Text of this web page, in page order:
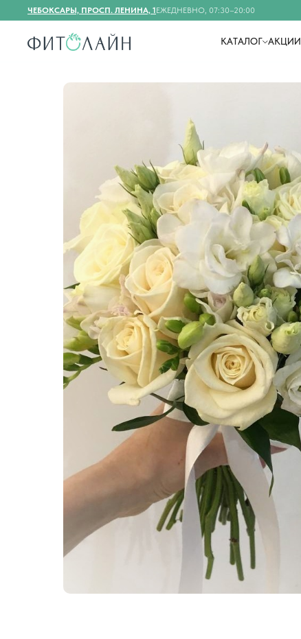
ЧЕБОКСАРЫ, ПРОСП. ЛЕНИНА, 1ЕЖЕДНЕВНО, 07:30–20:00
КАТАЛОГ АКЦИИ